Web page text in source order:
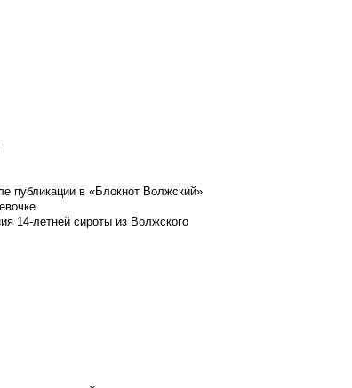
публикации в «Блокнот Волжский»
14-летней сироты из Волжского